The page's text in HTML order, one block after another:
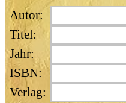
Autor:
Titel:
Jahr:
ISBN:
Verlag: